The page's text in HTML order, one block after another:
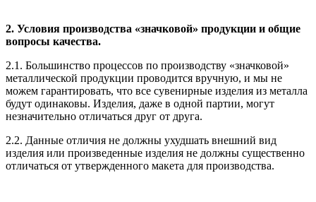
2. Условия производства «значковой» продукции и общие
вопросы качества.
2.1. Большинство процессов по производству «значковой»
металлической продукции проводится вручную, и мы не
можем гарантировать, что все сувенирные изделия из металла
будут одинаковы. Изделия, даже в одной партии, могут
незначительно отличаться друг от друга.
2.2. Данные отличия не должны ухудшать внешний вид
изделия или произведенные изделия не должны существенно
отличаться от утвержденного макета для производства.